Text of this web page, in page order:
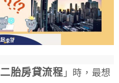
二胎房貸流程 」時，最想